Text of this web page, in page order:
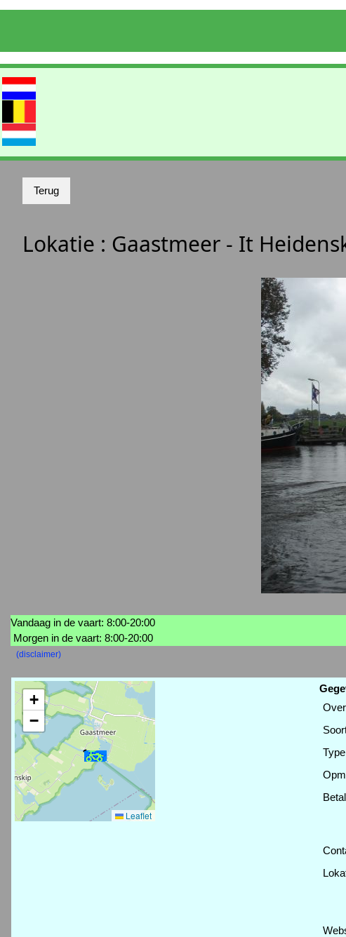
Lokatie : Gaastmeer - It
Vandaag in de vaart: 8:00-20:00
Morgen in de vaart: 8:00-20:00
(disclaimer)
+
−
Leaflet
Over
Type